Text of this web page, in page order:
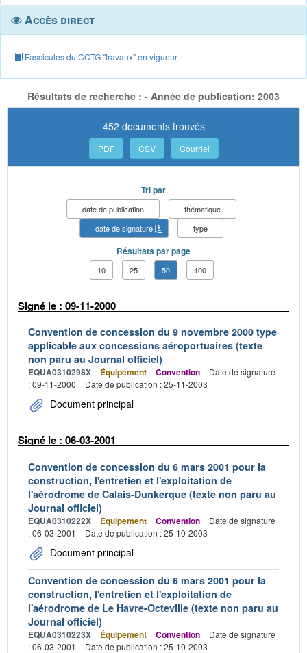
Accès direct
Fascicules du CCTG "travaux" en vigueur
Résultats de recherche : - Année de publication: 2003
452 documents trouvés
PDF CSV Courriel
Tri par
date de publication
thématique
date de signature
type
Résultats par page
10 25 50 100
Signé le : 09-11-2000
Convention de concession du 9 novembre 2000 type
applicable aux concessions aéroportuaires (texte
non paru au Journal officiel)
EQUA0310298X Équipement Convention
Date de signature
: 09-11-2000
Date de publication : 25-11-2003
Document principal
Signé le : 06-03-2001
Convention de concession du 6 mars 2001 pour la
construction, l'entretien et l'exploitation de
l'aérodrome de Calais-Dunkerque (texte non paru au
Journal officiel)
EQUA0310222X Équipement Convention
Date de signature
: 06-03-2001
Date de publication : 25-10-2003
Document principal
Convention de concession du 6 mars 2001 pour la
construction, l'entretien et l'exploitation de
l'aérodrome de Le Havre-Octeville (texte non paru au
Journal officiel)
EQUA0310223X Équipement Convention
Date de signature
: 06-03-2001
Date de publication : 25-10-2003